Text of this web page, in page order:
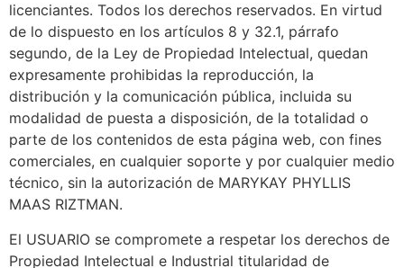
licenciantes. Todos los derechos reservados. En virtud
de lo dispuesto en los artículos 8 y 32.1, párrafo
segundo, de la Ley de Propiedad Intelectual, quedan
expresamente prohibidas la reproducción, la
distribución y la comunicación pública, incluida su
modalidad de puesta a disposición, de la totalidad o
parte de los contenidos de esta página web, con fines
comerciales, en cualquier soporte y por cualquier medio
técnico, sin la autorización de MARYKAY PHYLLIS
MAAS RIZTMAN.
El USUARIO se compromete a respetar los derechos de
Propiedad Intelectual e Industrial titularidad de